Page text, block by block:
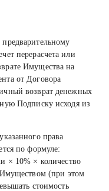
перерасчета или
Имущества на
от Договора
возврат денежных
Подписку исходя из
права
по формуле:
× 10% × количество
Имуществом (при этом
стоимость